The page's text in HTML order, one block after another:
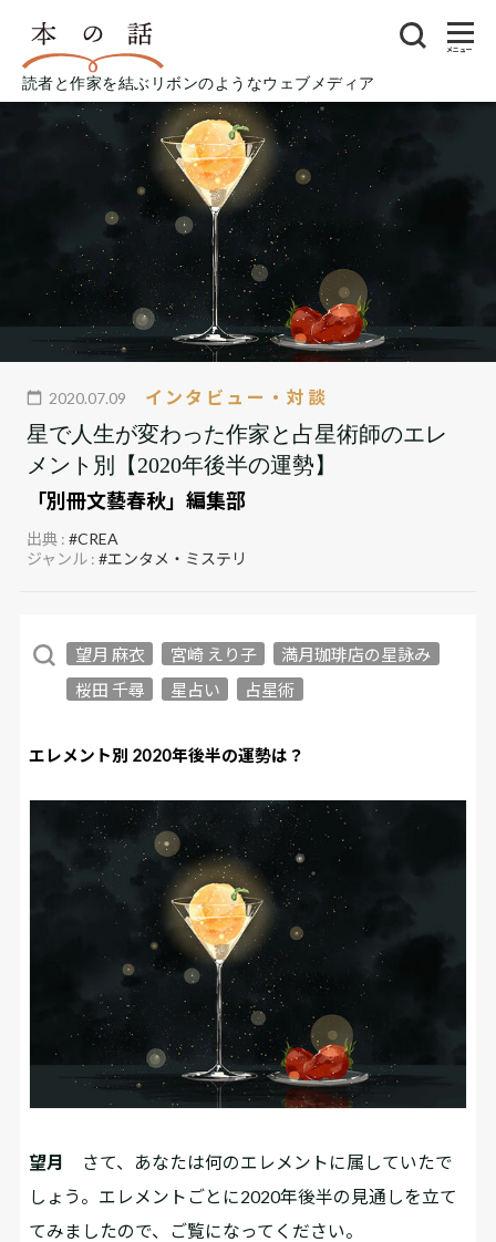
読者と作家を結ぶリボンのようなウェブメディア
メニュー
2020.07.09 インタビュー・対談
星で人生が変わった作家と占星術師のエレ
メント別【2020年後半の運勢】
「別冊文藝春秋」編集部
出典 :#CREA
ジャンル :#エンタメ・ミステリ
望月 麻衣 宮崎 えり子
満月珈琲店の星詠み
桜田 千尋
星占い 占星術
エレメント別 2020年後半の運勢は？
望月
さて、あなたは何のエレメントに属していたで
しょう。エレメントごとに2020年後半の見通しを立て
てみましたので、ご覧になってください。